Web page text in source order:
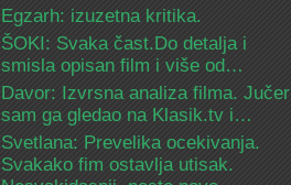
Egzarh: izuzetna kritika.
ŠOKI: Svaka čast.Do detalja i
smisla opisan film i više od…
Davor: Izvrsna analiza filma. Jučer
sam ga gledao na Klasik.tv i…
Svetlana: Prevelika ocekivanja.
Svakako fim ostavlja utisak.